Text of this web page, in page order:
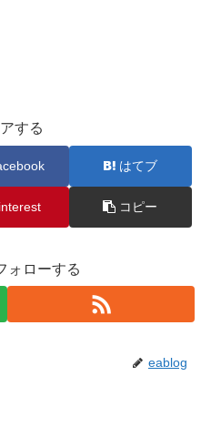
する
はてブ
コピー
ォローする
eablog